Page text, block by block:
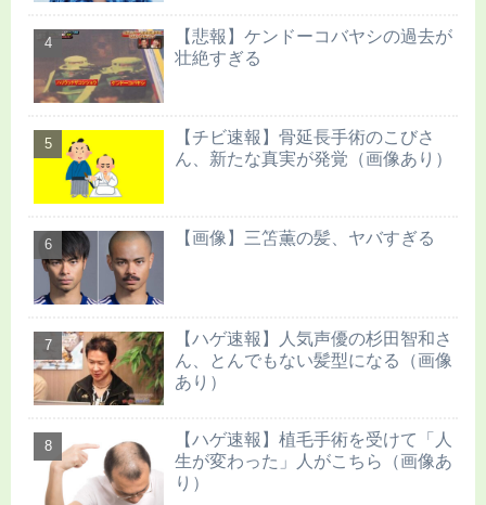
【悲報】ケンドーコバヤシの過去が
壮絶すぎる
【チビ速報】骨延長手術のこびさ
ん、新たな真実が発覚（画像あり）
【画像】三笘薫の髪、ヤバすぎる
【ハゲ速報】人気声優の杉田智和さ
ん、とんでもない髪型になる（画像
あり）
【ハゲ速報】植毛手術を受けて「人
生が変わった」人がこちら（画像あ
り）